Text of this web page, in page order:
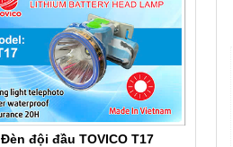
Đèn đội đầu TOVICO T17